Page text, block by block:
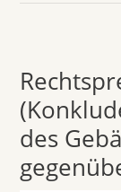
des